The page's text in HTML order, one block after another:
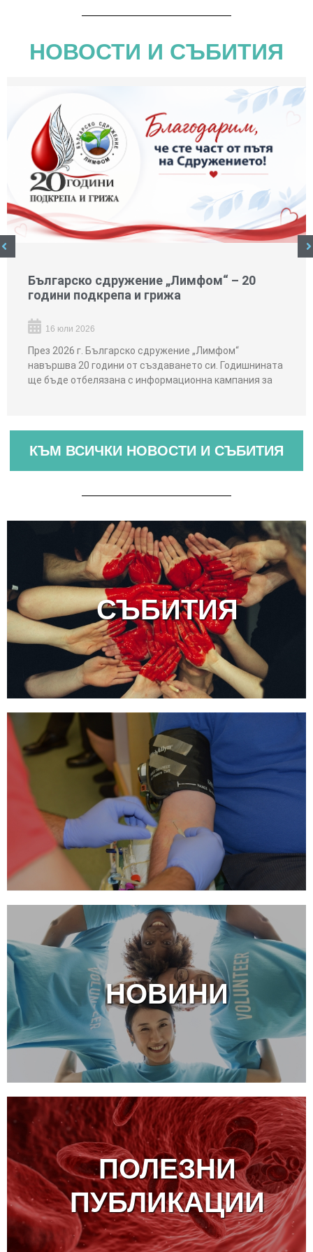
НОВОСТИ И СЪБИТИЯ
Българско сдружение „Лимфом“ – 20
години подкрепа и грижа
16 юли 2026
През 2026 г. Българско сдружение „Лимфом“
навършва 20 години от създаването си. Годишнината
ще бъде отбелязана с информационна кампания за
КЪМ ВСИЧКИ НОВОСТИ И СЪБИТИЯ
СЪБИТИЯ
НОВИНИ
ПОЛЕЗНИ
ПУБЛИКАЦИИ